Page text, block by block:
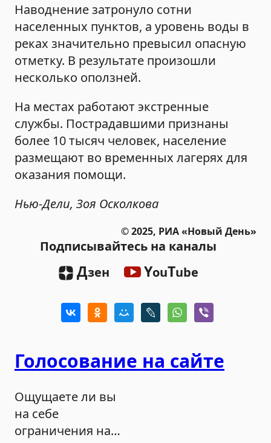
Наводнение затронуло сотни
населенных пунктов, а уровень воды в
реках значительно превысил опасную
отметку. В результате произошли
несколько оползней.
На местах работают экстренные
службы. Пострадавшими признаны
более 10 тысяч человек, население
размещают во временных лагерях для
оказания помощи.
Нью-Дели, Зоя Осколкова
© 2025, РИА «Новый День»
Подписывайтесь на каналы
Дзен YouTube
Голосование на сайте
Ощущаете ли вы
на себе
ограничения на